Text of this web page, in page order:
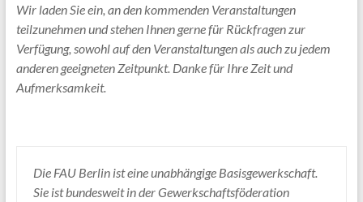
Wir laden Sie ein, an den kommenden Veranstaltungen
teilzunehmen und stehen Ihnen gerne für Rückfragen zur
Verfügung, sowohl auf den Veranstaltungen als auch zu jedem
anderen geeigneten Zeitpunkt. Danke für Ihre Zeit und
Aufmerksamkeit.
Die FAU Berlin ist eine unabhängige Basisgewerkschaft.
Sie ist bundesweit in der Gewerkschaftsföderation